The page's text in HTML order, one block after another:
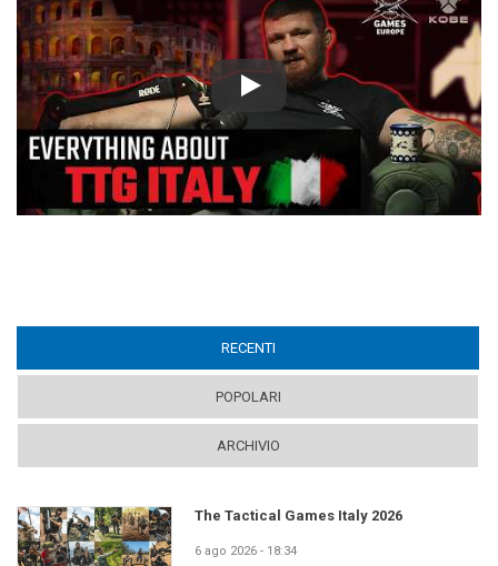
Play
RECENTI
POPOLARI
ARCHIVIO
The Tactical Games Italy 2026
6 ago 2026 - 18:34